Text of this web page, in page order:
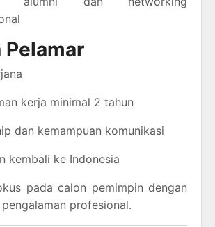
kerja minimal 2 tahun
dan kemampuan komunikasi
kembali ke Indonesia
pada calon pemimpin dengan
profesional.